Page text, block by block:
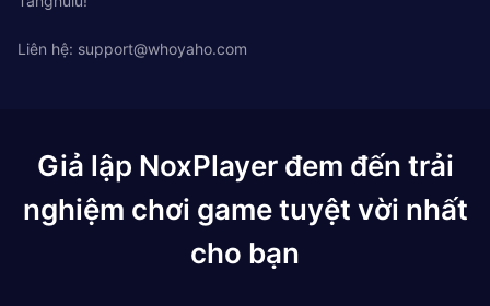
Liên hệ: support@whoyaho.com
Giả lập NoxPlayer đem đến trải
nghiệm chơi game tuyệt vời nhất
cho bạn